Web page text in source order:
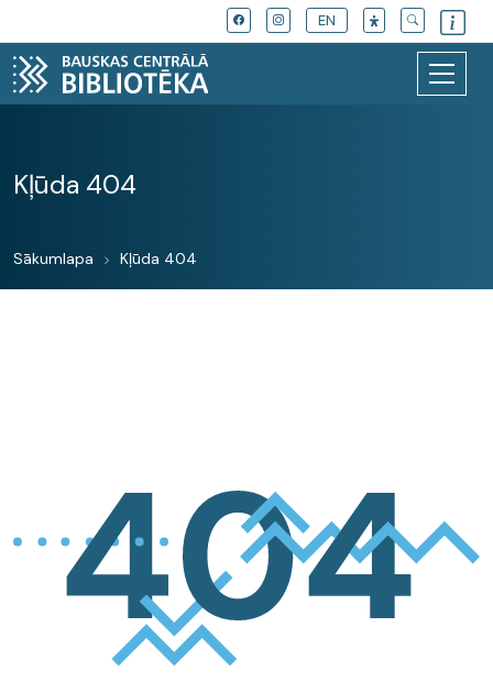
EN
Kļūda 404
Sākumlapa Kļūda 404